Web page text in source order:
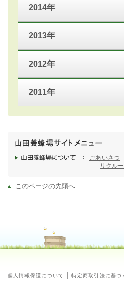
2014年
2013年
2012年
2011年
ごあいさつ
リクル
このページの先頭へ
個人情報保護について 特定商取引法に基づ